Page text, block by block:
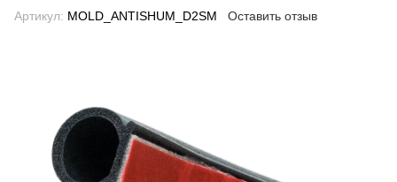
Артикул: MOLD_ANTISHUM_D2SM Оставить отзыв